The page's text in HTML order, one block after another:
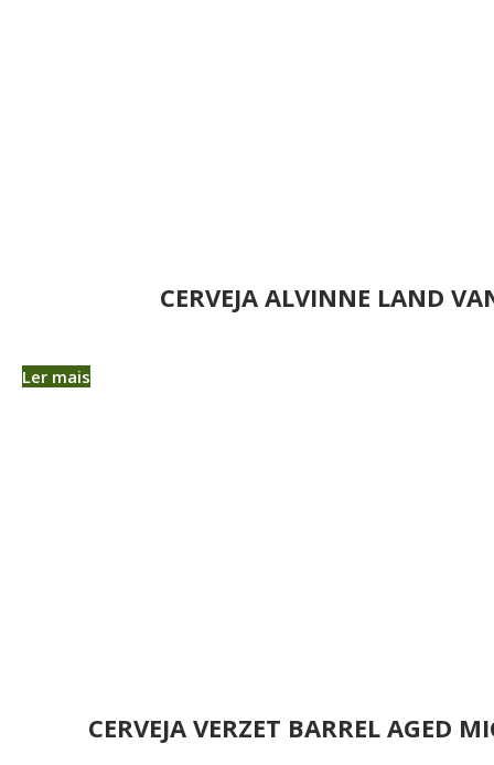
CERVEJA ALVINNE LAND
Ler mais
CERVEJA VERZET BARREL AGED